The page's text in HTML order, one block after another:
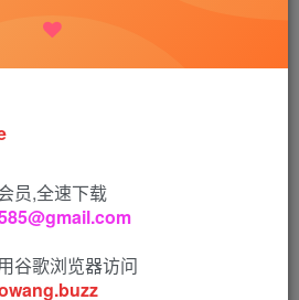
线路，完全免费，建议大家使用
路会有水印广告，无论是国产剧，
索一键点播观看，多条线路的播放
，打开就能自动观看。
员,全速下载
谷歌浏览器访问